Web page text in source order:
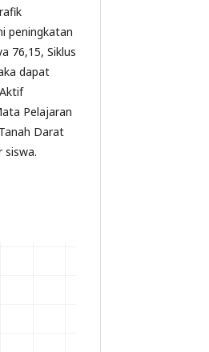
peningkatan
76,15, Siklus
dapat
Pelajaran
Darat
siswa.